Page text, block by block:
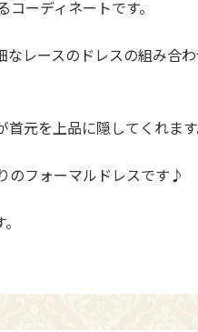
ーディネートです。
レースのドレスの組み合
元を上品に隠してくれます
のフォーマルドレスです♪